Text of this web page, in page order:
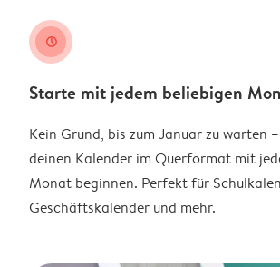
clock
Starte mit jedem beliebigen
Kein Grund, bis zum Januar zu warten
deinen Kalender im Querformat mit
Monat beginnen. Perfekt für
Geschäftskalender und mehr.